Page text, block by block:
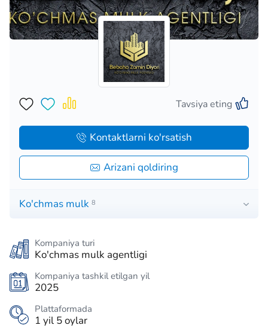
Tavsiya eting
Arizani qoldiring
Kontaktlarni ko'rsatish
Ko'chmas mulk 8
Kompaniya turi
Ko'chmas mulk agentligi
Kompaniya tashkil etilgan yil
2025
Plattaformada
1 yil 5 oylar